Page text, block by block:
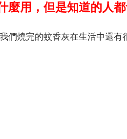
麼用，但是知道的人
們燒完的蚊香灰在生活中還有